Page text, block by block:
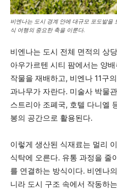
비엔나는 도시 경계 안에 대규모 포도밭을
식 여행의 중요한 축을 이룬다.
비엔나는 도시 전체 면적의 상
아우가르텐 시티 팜에서는 양
작물을 재배하고, 비엔나 11구
과나무가 자란다. 미술사 박물
스트리아 조폐국, 호텔 다니엘
봉의 공간으로 활용된다.
이렇게 생산된 식재료는 멀리
식탁에 오른다. 유통 과정을 줄
를 연결하는 방식이다. 비엔나
니라 도시 구조 속에서 작동하